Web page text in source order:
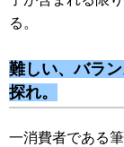
る。
難しい、バラ
探れ。
一消費者である